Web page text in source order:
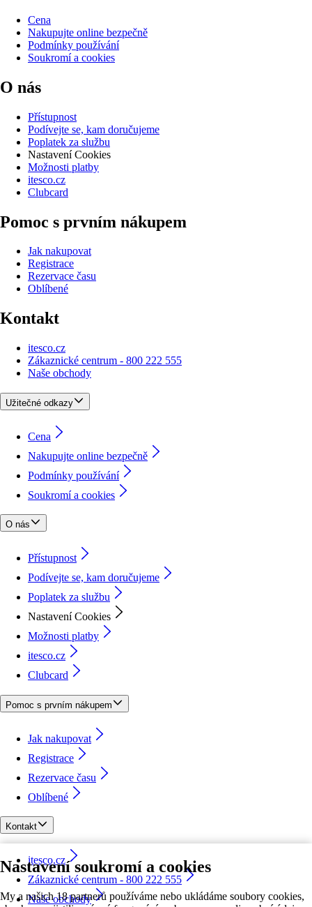
Nastavení soukromí a cookies
My a našich 18 partnerů používáme nebo ukládáme soubory cookies,
Cena
Nakupujte online bezpečně
Podmínky používání
Soukromí a cookies
O nás
Přístupnost
Podívejte se, kam doručujeme
Poplatek za službu
Nastavení Cookies
Možnosti platby
itesco.cz
Clubcard
Pomoc s prvním nákupem
Jak nakupovat
Registrace
Rezervace času
Oblíbené
Kontakt
itesco.cz
Zákaznické centrum - 800 222 555
Naše obchody
Užitečné odkazy
Cena
Nakupujte online bezpečně
Podmínky používání
Soukromí a cookies
O nás
Přístupnost
Podívejte se, kam doručujeme
Poplatek za službu
Nastavení Cookies
Možnosti platby
itesco.cz
Clubcard
Pomoc s prvním nákupem
Jak nakupovat
Registrace
Rezervace času
Oblíbené
Kontakt
itesco.cz
Zákaznické centrum - 800 222 555
Naše obchody